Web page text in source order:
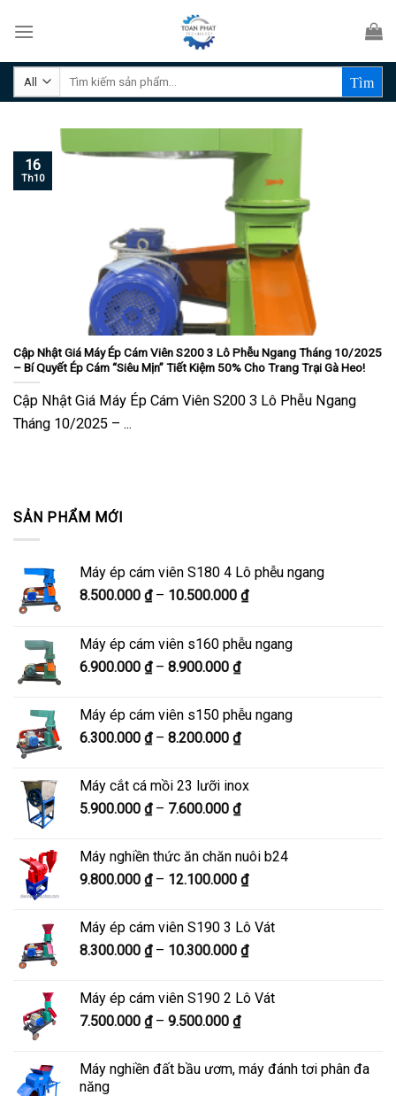
Tìm
SẢN PHẨM MỚI
Máy ép cám viên S180 4 Lô phễu ngang
8.500.000 ₫ – 10.500.000 ₫Khoảng
8.500.000 ₫
Máy ép cám viên s160 phễu ngang
6.900.000 ₫ – 8.900.000 ₫Khoảng
từ
6.900.000 ₫
đến
Máy ép cám viên s150 phễu ngang
6.300.000 ₫ – 8.200.000 ₫Khoảng
6.300.000 ₫
đến
Máy cắt cá mồi 23 lưỡi inox
5.900.000 ₫ – 7.600.000 ₫Khoảng
5.900.000 ₫
đến
Máy nghiền thức ăn chăn nuôi b24
9.800.000 ₫ – 12.100.000 ₫Khoảng
9.800.000 ₫
đến
Máy ép cám viên S190 3 Lô Vát
8.300.000 ₫ – 10.300.000 ₫Khoảng
8.300.000 ₫
Máy ép cám viên S190 2 Lô Vát
7.500.000 ₫ – 9.500.000 ₫Khoảng
7.500.000 ₫
Máy nghiền đất bầu ươm, máy đánh tơi phân đa
năng
Cập Nhật Giá Máy Ép Cám Viên S200 3 Lô Phễu Ngang Tháng 10/2025
– Bí Quyết Ép Cám “Siêu Mịn” Tiết Kiệm 50% Cho Trang Trại Gà Heo!
Cập Nhật Giá Máy Ép Cám Viên S200 3 Lô Phễu Ngang
Tháng 10/2025 – ...
16
Th10